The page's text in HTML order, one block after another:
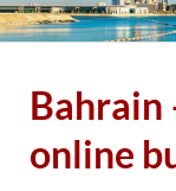
Bahrain
online